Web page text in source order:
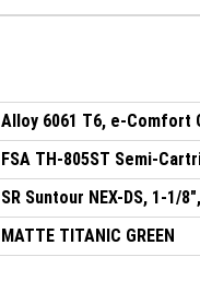
Alloy 6061 T6, e-Comfort
FSA TH-805ST Semi-
SR Suntour NEX-DS, 1-1/
MATTE TITANIC GREEN